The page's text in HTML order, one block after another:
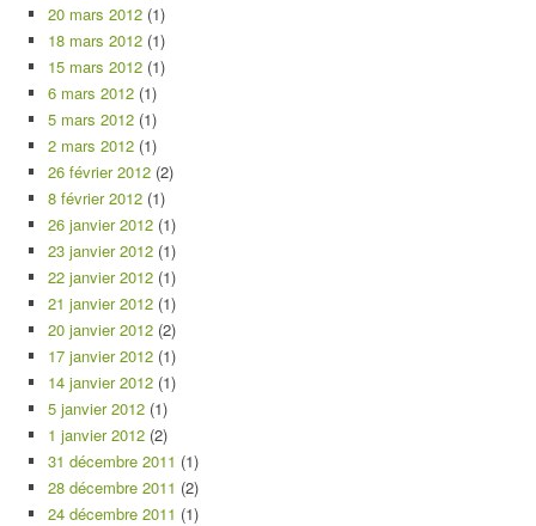
20 mars 2012 (1)
18 mars 2012 (1)
15 mars 2012 (1)
6 mars 2012 (1)
5 mars 2012 (1)
2 mars 2012 (1)
26 février 2012 (2)
8 février 2012 (1)
26 janvier 2012 (1)
23 janvier 2012 (1)
22 janvier 2012 (1)
21 janvier 2012 (1)
20 janvier 2012 (2)
17 janvier 2012 (1)
14 janvier 2012 (1)
5 janvier 2012 (1)
1 janvier 2012 (2)
31 décembre 2011 (1)
28 décembre 2011 (2)
24 décembre 2011 (1)